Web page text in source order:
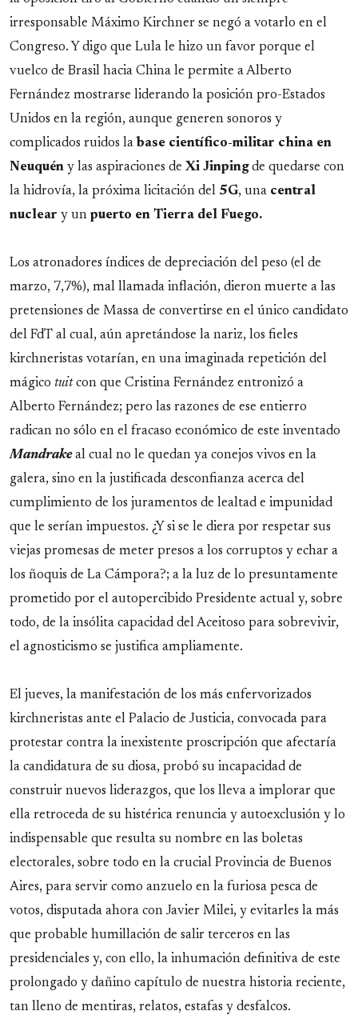
irresponsable Máximo Kirchner se negó a votarlo en el
Congreso. Y digo que Lula le hizo un favor porque el
vuelco de Brasil hacia China le permite a Alberto
Fernández mostrarse liderando la posición pro-Estados
Unidos en la región, aunque generen sonoros y
complicados ruidos la base científico-militar china en
Neuquén y las aspiraciones de Xi Jinpingde quedarse con
la hidrovía, la próxima licitación del 5G, una central
nuclear y un puerto en Tierra del Fuego.
Los atronadores índices de depreciación del peso (el de
marzo, 7,7%), mal llamada inflación, dieron muerte a las
pretensiones de Massa de convertirse en el único candidato
del FdT al cual, aún apretándose la nariz, los fieles
kirchneristas votarían, en una imaginada repetición del
mágico tuitcon que Cristina Fernández entronizó a
Alberto Fernández; pero las razones de ese entierro
radican no sólo en el fracaso económico de este inventado
Mandrakeal cual no le quedan ya conejos vivos en la
galera, sino en la justificada desconfianza acerca del
cumplimiento de los juramentos de lealtad e impunidad
que le serían impuestos. ¿Y si se le diera por respetar sus
viejas promesas de meter presos a los corruptos y echar a
los ñoquis de La Cámpora?; a la luz de lo presuntamente
prometido por el autopercibido Presidente actual y, sobre
todo, de la insólita capacidad del Aceitoso para sobrevivir,
el agnosticismo se justifica ampliamente.
El jueves, la manifestación de los más enfervorizados
kirchneristas ante el Palacio de Justicia, convocada para
protestar contra la inexistente proscripción que afectaría
la candidatura de su diosa, probó su incapacidad de
construir nuevos liderazgos, que los lleva a implorar que
ella retroceda de su histérica renuncia y autoexclusión y lo
indispensable que resulta su nombre en las boletas
electorales, sobre todo en la crucial Provincia de Buenos
Aires, para servir como anzuelo en la furiosa pesca de
votos, disputada ahora con Javier Milei, y evitarles la más
que probable humillación de salir terceros en las
presidenciales y, con ello, la inhumación definitiva de este
prolongado y dañino capítulo de nuestra historia reciente,
tan lleno de mentiras, relatos, estafas y desfalcos.